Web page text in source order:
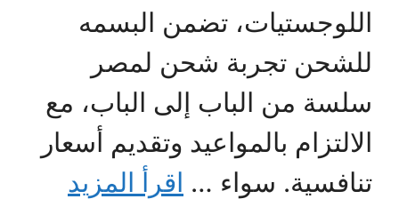
اللوجستيات، تضمن البسمه
للشحن تجربة شحن لمصر
سلسة من الباب إلى الباب، مع
الالتزام بالمواعيد وتقديم أسعار
تنافسية. سواء … اقرأ المزيد